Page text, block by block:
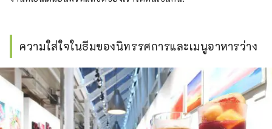
ความใส่ใจในธีมของนิทรรศการและเมนูอาหารว่าง